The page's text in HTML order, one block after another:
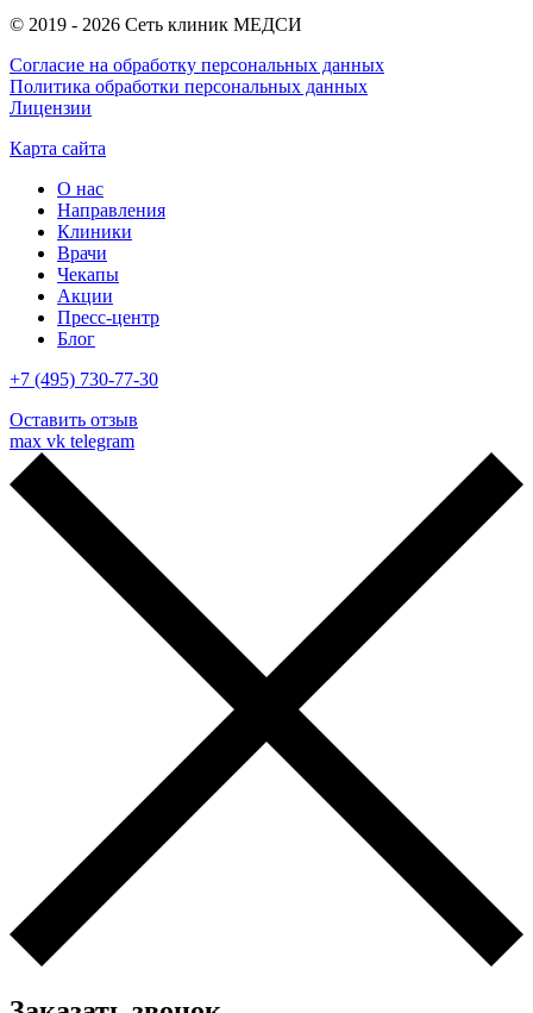
© 2019 - 2026 Сеть клиник МЕДСИ
Согласие на обработку персональных данных
Политика обработки персональных данных
Лицензии
Карта сайта
О нас
Направления
Клиники
Врачи
Чекапы
Акции
Пресс-центр
Блог
+7 (495) 730-77-30
Оставить отзыв
max vk telegram